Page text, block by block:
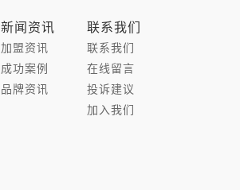
新闻资讯
加盟资讯
成功案例
品牌资讯
联系我们
联系我们
在线留言
投诉建议
加入我们